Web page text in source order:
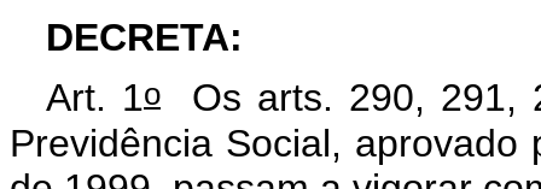
DECRETA:
Art. 1o Os arts. 290, 291,
Previdência Social, aprovado